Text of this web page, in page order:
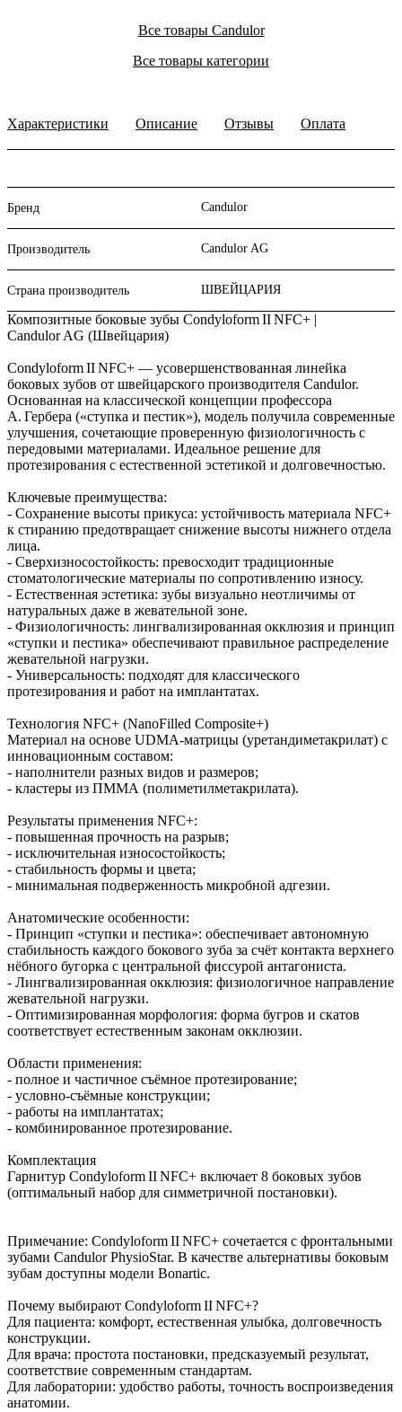
Все товары Candulor
Все товары категории
Характеристики Описание Отзывы Оплата
Бренд Candulor
Производитель Candulor AG
Страна производитель ШВЕЙЦАРИЯ
Композитные боковые зубы Condyloform II NFC+ |
Candulor AG (Швейцария)
Condyloform II NFC+ — усовершенствованная линейка
боковых зубов от швейцарского производителя Candulor.
Основанная на классической концепции профессора
А. Гербера («ступка и пестик»), модель получила современные
улучшения, сочетающие проверенную физиологичность с
передовыми материалами. Идеальное решение для
протезирования с естественной эстетикой и долговечностью.
Ключевые преимущества:
- Сохранение высоты прикуса: устойчивость материала NFC+
к стиранию предотвращает снижение высоты нижнего отдела
лица.
- Сверхизносостойкость: превосходит традиционные
стоматологические материалы по сопротивлению износу.
- Естественная эстетика: зубы визуально неотличимы от
натуральных даже в жевательной зоне.
- Физиологичность: лингвализированная окклюзия и принцип
«ступки и пестика» обеспечивают правильное распределение
жевательной нагрузки.
- Универсальность: подходят для классического
протезирования и работ на имплантатах.
Технология NFC+ (NanoFilled Composite+)
Материал на основе UDMA‑матрицы (уретандиметакрилат) с
инновационным составом:
- наполнители разных видов и размеров;
- кластеры из ПММА (полиметилметакрилата).
Результаты применения NFC+:
- повышенная прочность на разрыв;
- исключительная износостойкость;
- стабильность формы и цвета;
- минимальная подверженность микробной адгезии.
Анатомические особенности:
- Принцип «ступки и пестика»: обеспечивает автономную
стабильность каждого бокового зуба за счёт контакта верхнего
нёбного бугорка с центральной фиссурой антагониста.
- Лингвализированная окклюзия: физиологичное направление
жевательной нагрузки.
- Оптимизированная морфология: форма бугров и скатов
соответствует естественным законам окклюзии.
Области применения:
- полное и частичное съёмное протезирование;
- условно‑съёмные конструкции;
- работы на имплантатах;
- комбинированное протезирование.
Комплектация
Гарнитур Condyloform II NFC+ включает 8 боковых зубов
(оптимальный набор для симметричной постановки).
Примечание: Condyloform II NFC+ сочетается с фронтальными
зубами Candulor PhysioStar. В качестве альтернативы боковым
зубам доступны модели Bonartic.
Почему выбирают Condyloform II NFC+?
Для пациента: комфорт, естественная улыбка, долговечность
конструкции.
Для врача: простота постановки, предсказуемый результат,
соответствие современным стандартам.
Для лаборатории: удобство работы, точность воспроизведения
анатомии.